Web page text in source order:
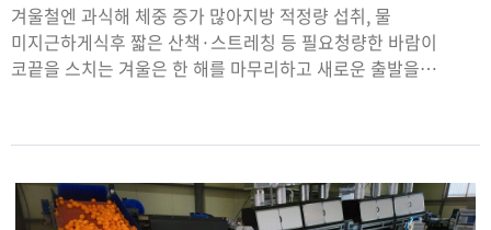
겨울철엔 과식해 체중 증가 많아지방 적정량 섭취, 물
미지근하게식후 짧은 산책·스트레칭 등 필요청량한 바람이
코끝을 스치는 겨울은 한 해를 마무리하고 새로운 출발을
몸과 마음은 더욱 분주해지기 쉽다.